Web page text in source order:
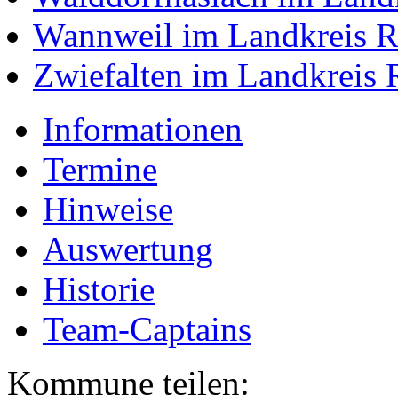
Wannweil im Landkreis
Zwiefalten im Landkreis
Informationen
Termine
Hinweise
Auswertung
Historie
Team-Captains
Kommune teilen: